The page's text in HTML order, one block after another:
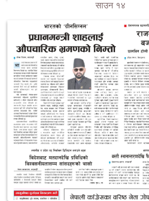
साउन १४